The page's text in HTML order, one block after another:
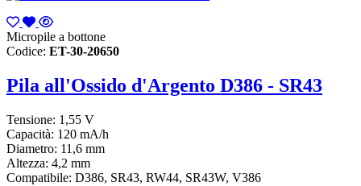
Micropile a bottone
Codice: ET-30-20650
Pila all'Ossido d'Argento D386 - SR43
Tensione: 1,55 V
Capacità: 120 mA/h
Diametro: 11,6 mm
Altezza: 4,2 mm
Compatibile: D386, SR43, RW44, SR43W, V386